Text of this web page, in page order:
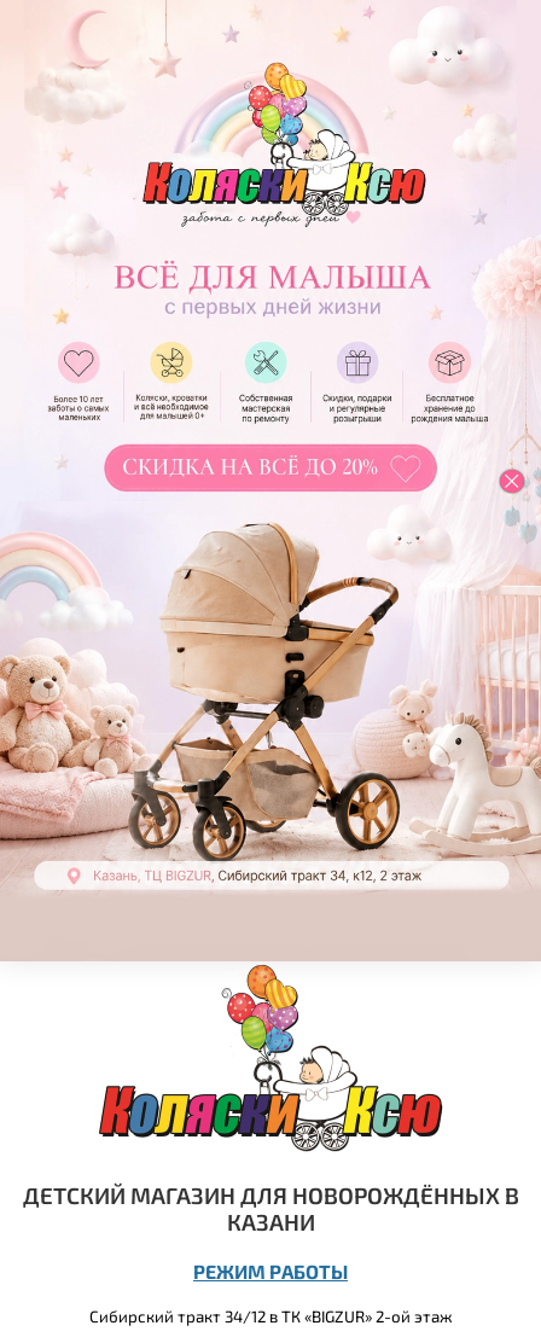
ДЕТСКИЙ МАГАЗИН ДЛЯ НОВОРОЖДЁННЫХ В
КАЗАНИ
РЕЖИМ РАБОТЫ
Сибирский тракт 34/12 в ТК «BIGZUR» 2-ой этаж